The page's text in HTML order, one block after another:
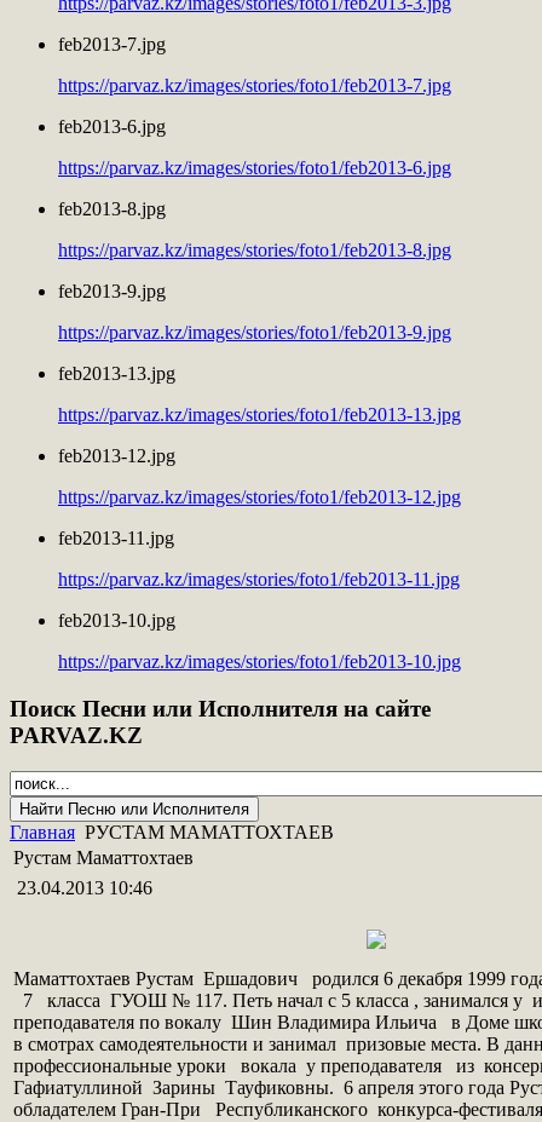
feb2013-7.jpg
https://parvaz.kz/images/stories/foto1/feb2013-7.jpg
feb2013-6.jpg
https://parvaz.kz/images/stories/foto1/feb2013-6.jpg
feb2013-8.jpg
https://parvaz.kz/images/stories/foto1/feb2013-8.jpg
feb2013-9.jpg
https://parvaz.kz/images/stories/foto1/feb2013-9.jpg
feb2013-13.jpg
https://parvaz.kz/images/stories/foto1/feb2013-13.jpg
feb2013-12.jpg
https://parvaz.kz/images/stories/foto1/feb2013-12.jpg
feb2013-11.jpg
https://parvaz.kz/images/stories/foto1/feb2013-11.jpg
feb2013-10.jpg
https://parvaz.kz/images/stories/foto1/feb2013-10.jpg
Поиск Песни или Исполнителя на сайте
PARVAZ.KZ
Главная РУСТАМ МАМАТТОХТАЕВ
Рустам Маматтохтаев
23.04.2013 10:46
Маматтохтаев Рустам Ершадович родился 6 декабря 1999
7 класса ГУОШ № 117. Петь начал с 5 класса , занимался у
преподавателя по вокалу Шин Владимира Ильича в Доме
в смотрах самодеятельности и занимал призовые места. В
профессиональные уроки вокала у преподавателя из
Гафиатуллиной Зарины Тауфиковны. 6 апреля этого года
обладателем Гран-При Республиканского конкурса-